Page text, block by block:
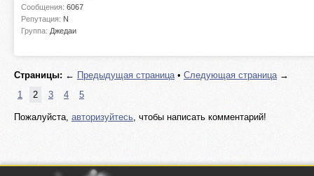
Сообщения: 6067
Репутация: N
Группа: Джедаи
Страницы: ← Предыдущая страница• Следующая страница→
1
2 3 4 5
Пожалуйста, авторизуйтесь, чтобы написать комментарий!